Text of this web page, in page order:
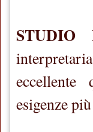
STUDIO
eccellente
esigenze